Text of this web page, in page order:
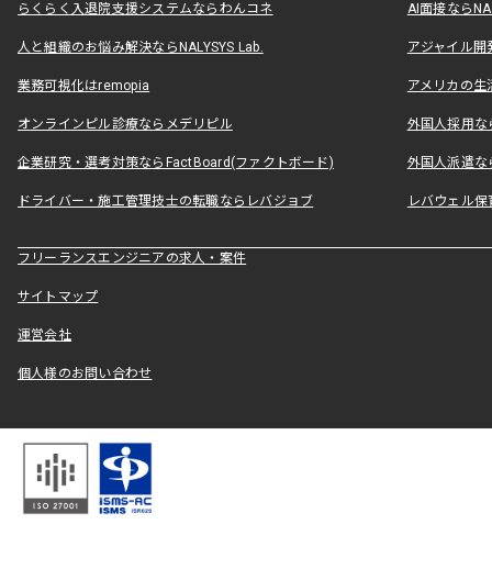
らくらく入退院支援システムならわんコネ AI面接なら
人と組織のお悩み解決ならNALYSYS Lab. アジャイル
業務可視化はremopia アメリカの
オンラインピル診療ならメデリピル 外国人採用
企業研究・選考対策ならFactBoard(ファクトボード) 外国人派遣な
ドライバー・施工管理技士の転職ならレバジョブ レバウェル
フリーランスエンジニアの求人・案件
サイトマップ
運営会社
個人様のお問い合わせ